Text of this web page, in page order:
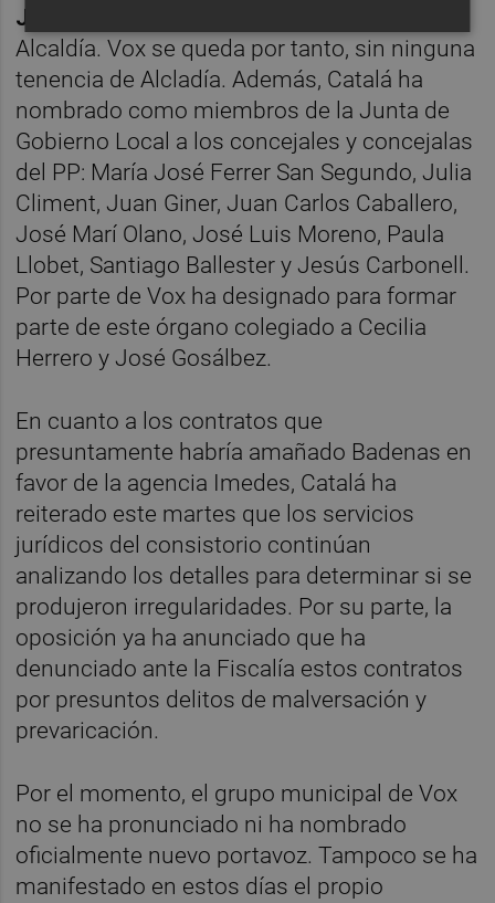
Juan Giner
Alcaldía. Vox se queda por tanto, sin ninguna
tenencia de Alcladía. Además, Catalá ha
nombrado como miembros de la Junta de
Gobierno Local a los concejales y concejalas
del PP: María José Ferrer San Segundo, Julia
Climent, Juan Giner, Juan Carlos Caballero,
José Marí Olano, José Luis Moreno, Paula
Llobet, Santiago Ballester y Jesús Carbonell.
Por parte de Vox ha designado para formar
parte de este órgano colegiado a Cecilia
Herrero y José Gosálbez.
En cuanto a los contratos que
presuntamente habría amañado Badenas en
favor de la agencia Imedes, Catalá ha
reiterado este martes que los servicios
jurídicos del consistorio continúan
analizando los detalles para determinar si se
produjeron irregularidades. Por su parte, la
oposición ya ha anunciado que ha
denunciado ante la Fiscalía estos contratos
por presuntos delitos de malversación y
prevaricación.
Por el momento, el grupo municipal de Vox
no se ha pronunciado ni ha nombrado
oficialmente nuevo portavoz. Tampoco se ha
manifestado en estos días el propio